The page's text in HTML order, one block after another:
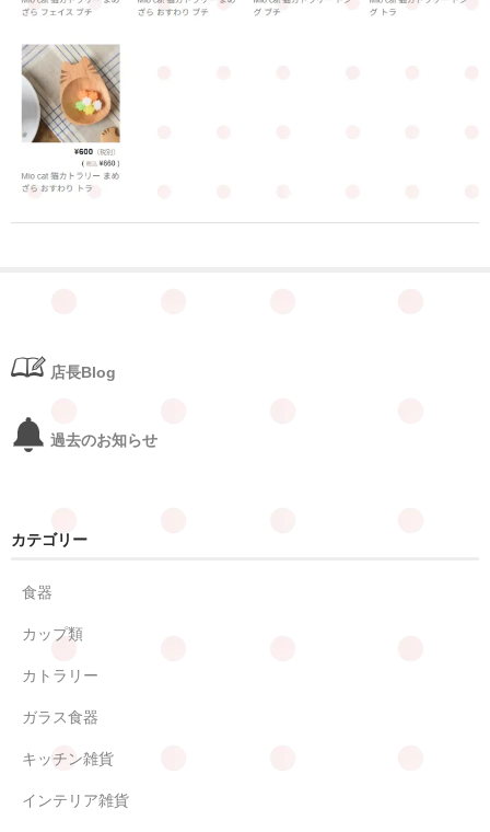
店長Blog
過去のお知らせ
カテゴリー
食器
カップ類
カトラリー
ガラス食器
キッチン雑貨
インテリア雑貨